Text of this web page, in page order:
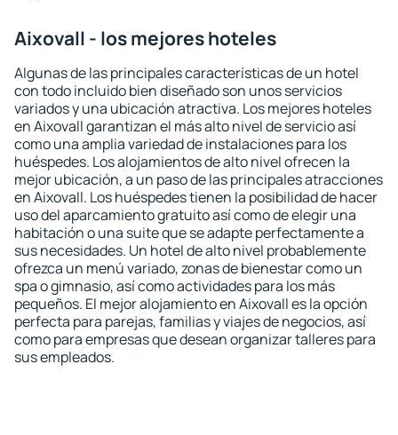
Aixovall - los mejores hoteles
Algunas de las principales características de un hotel
con todo incluido bien diseñado son unos servicios
variados y una ubicación atractiva. Los mejores hoteles
en Aixovall garantizan el más alto nivel de servicio así
como una amplia variedad de instalaciones para los
huéspedes. Los alojamientos de alto nivel ofrecen la
mejor ubicación, a un paso de las principales atracciones
en Aixovall. Los huéspedes tienen la posibilidad de hacer
uso del aparcamiento gratuito así como de elegir una
habitación o una suite que se adapte perfectamente a
sus necesidades. Un hotel de alto nivel probablemente
ofrezca un menú variado, zonas de bienestar como un
spa o gimnasio, así como actividades para los más
pequeños. El mejor alojamiento en Aixovall es la opción
perfecta para parejas, familias y viajes de negocios, así
como para empresas que desean organizar talleres para
sus empleados.